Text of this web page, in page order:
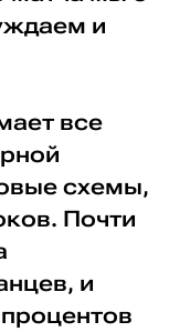
и
все
схемы,
Почти
и